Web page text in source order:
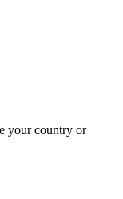
your country or